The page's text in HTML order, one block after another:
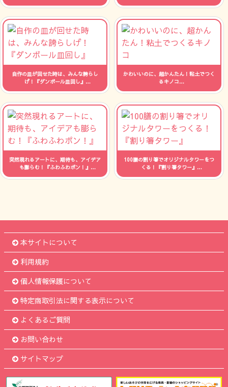
自作の皿が回せた時は、みんな誇らし
げ！『ダンボール皿回し』
かわいいのに、超かんたん！粘土でつく
るキノコ
突然現れるアートに、期待も、アイデア
も膨らむ！『ふわふわポン！』
100膳の割り箸でオリジナルタワーをつ
くる！『割り箸タワー』
本サイトについて
利用規約
個人情報保護について
特定商取引法に関する表示について
よくあるご質問
お問い合わせ
サイトマップ